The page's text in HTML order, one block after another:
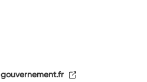
gouvernement.fr